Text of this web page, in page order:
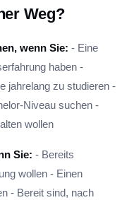
Weg?
wenn Sie: - Eine
haben -
jahrelang zu studieren -
Niveau suchen -
wollen
Sie: - Bereits
wollen - Einen
- Bereit sind, nach